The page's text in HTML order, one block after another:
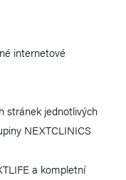
internetové
stránek jednotlivých
NEXTCLINICS
a kompletní